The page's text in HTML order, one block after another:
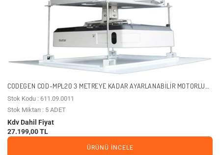
CODEGEN COD-MPL20 3 METREYE KADAR AYARLANABILIR MOTORLU
UZAKTAN KUMANDALI PROJEKSIYON ASKI APARATI LIFT ASANSÖR
Stok Kodu : 611.09.0011
Stok Miktarı : 5 ADET
Kdv Dahil Fiyat
27.199,00 TL
ÜRÜNÜ İNCELE